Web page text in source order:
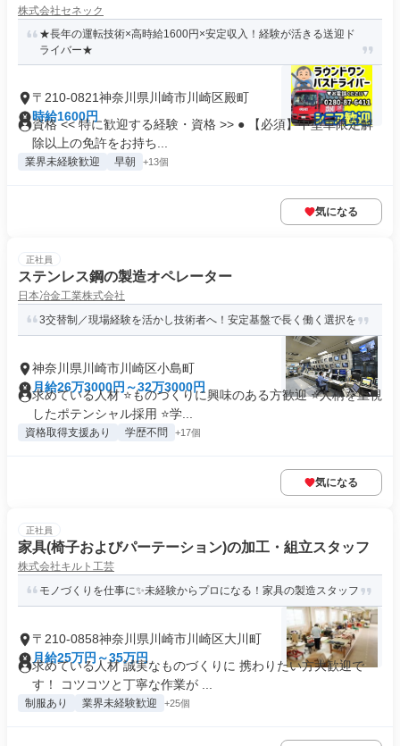
株式会社セネック
★長年の運転技術×高時給1600円×安定収入！経験が活きる送迎ド
ライバー★
〒210-0821神奈川県川崎市川崎区殿町
時給1600円
資格 << 特に歓迎する経験・資格 >> ● 【必須】中型車限定解
除以上の免許をお持ち...
業界未経験歓迎 早朝 +13個
気になる
正社員
ステンレス鋼の製造オペレーター
日本冶金工業株式会社
3交替制／現場経験を活かし技術者へ！安定基盤で長く働く選択を
神奈川県川崎市川崎区小島町
月給26万3000円～32万3000円
求めている人材 ⭐ものづくりに興味のある方歓迎 ⭐人柄を重視
したポテンシャル採用 ⭐学...
資格取得支援あり 学歴不問 +17個
気になる
正社員
家具(椅子およびパーテーション)の加工・組立スタッフ
株式会社キルト工芸
モノづくりを仕事に✨未経験からプロになる！家具の製造スタッフ
〒210-0858神奈川県川崎市川崎区大川町
月給25万円～35万円
求めている人材 誠実なものづくりに 携わりたい方大歓迎で
す！ コツコツと丁寧な作業が ...
制服あり 業界未経験歓迎 +25個